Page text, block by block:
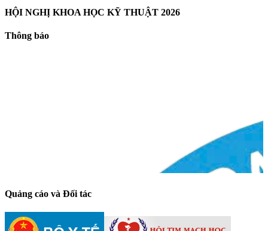
HỘI NGHỊ KHOA HỌC KỸ THUẬT 2026
Thông báo
Quảng cáo và Đối tác